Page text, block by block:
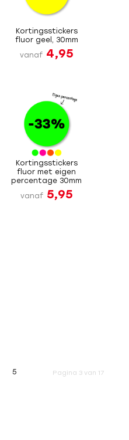
Kortingsstickers
fluor geel, 30mm
vanaf 4,95
Kortingsstickers
fluor met eigen
percentage 30mm
vanaf 5,95
Pagina 3 van 17
5